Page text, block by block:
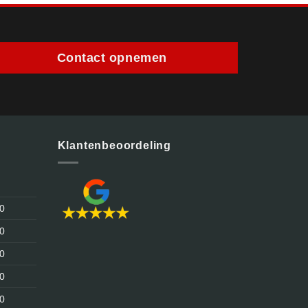
Contact opnemen
Klantenbeoordeling